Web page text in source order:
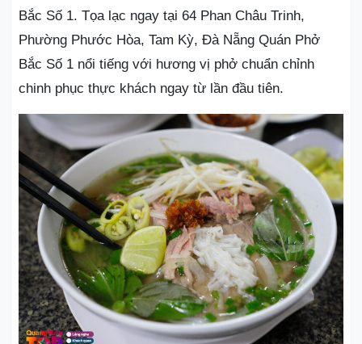
Bắc Số 1. Tọa lạc ngay tại 64 Phan Châu Trinh,
Phường Phước Hòa, Tam Kỳ, Đà Nẵng Quán Phở
Bắc Số 1 nổi tiếng với hương vị phở chuẩn chỉnh
chinh phục thực khách ngay từ lần đầu tiên.